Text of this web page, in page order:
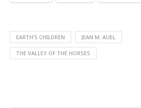
EARTH'S CHILDREN JEAN M. AUEL
THE VALLEY OF THE HORSES